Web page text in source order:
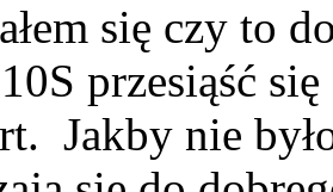
się czy to
przesiąść
Jakby nie